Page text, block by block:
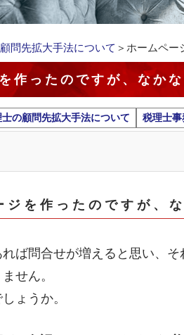
問先拡大手法について ＞ホームペー
作ったのですが、なか
の顧問先拡大手法について 税理士事
ジを作ったのですが、
ば問合せが増えると思い、
せん。
ょうか。